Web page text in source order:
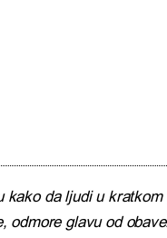
kako da ljudi u kratkom
odmore glavu od